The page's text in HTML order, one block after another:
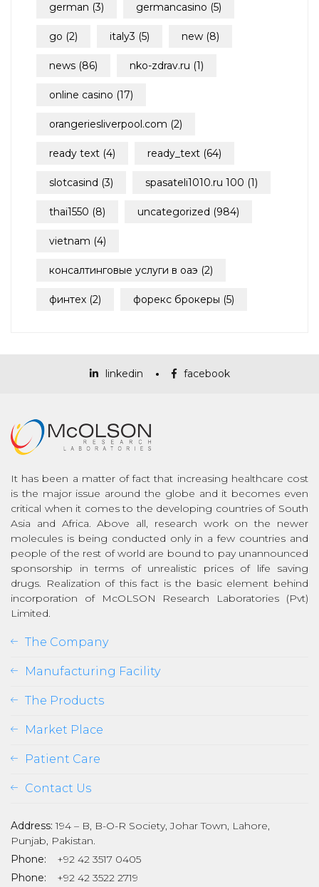
german (3) germancasino (5)
go (2) italy3 (5) new (8)
news (86) nko-zdrav.ru (1)
online casino (17)
orangeriesliverpool.com (2)
ready text (4) ready_text (64)
slotcasind (3) spasateli1010.ru 100 (1)
thai1550 (8) uncategorized (984)
vietnam (4)
консалтинговые услуги в оаэ (2)
финтех (2) форекс брокеры (5)
linkedin facebook
It has been a matter of fact that increasing healthcare cost
is the major issue around the globe and it becomes even
critical when it comes to the developing countries of South
Asia and Africa. Above all, research work on the newer
molecules is being conducted only in a few countries and
people of the rest of world are bound to pay unannounced
sponsorship in terms of unrealistic prices of life saving
drugs. Realization of this fact is the basic element behind
incorporation of McOLSON Research Laboratories (Pvt)
Limited.
The Company
Manufacturing Facility
The Products
Market Place
Patient Care
Contact Us
Address: 194 – B, B-O-R Society, Johar Town, Lahore,
Punjab, Pakistan.
Phone:
+92 42 3517 0405
Phone:
+92 42 3522 2719